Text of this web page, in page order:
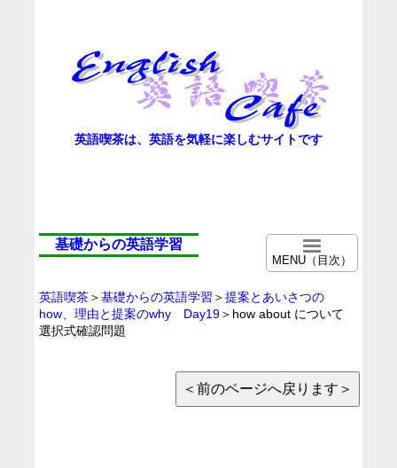
英語喫茶は、英語を気軽に楽しむサイトです
基礎からの英語学習
MENU（目次）
英語喫茶＞基礎からの英語学習 ＞提案とあいさつの
how、理由と提案のwhy Day19＞how about について
選択式確認問題